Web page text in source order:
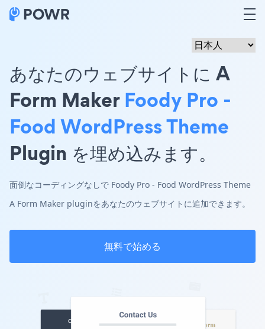
あなたのウェブサイトに A
Form MakerFoody Pro -
Food WordPress Theme
Plugin を埋め込みます。
面倒なコーディングなしで Foody Pro - Food WordPress Theme
A Form Maker pluginをあなたのウェブサイトに追加できます。
無料で始める